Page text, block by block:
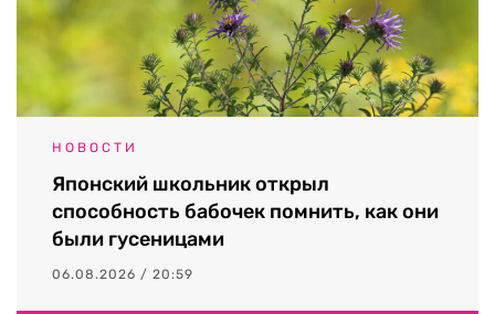
НОВОСТИ
Японский школьник открыл
способность бабочек помнить, как они
были гусеницами
06.08.2026 / 20:59